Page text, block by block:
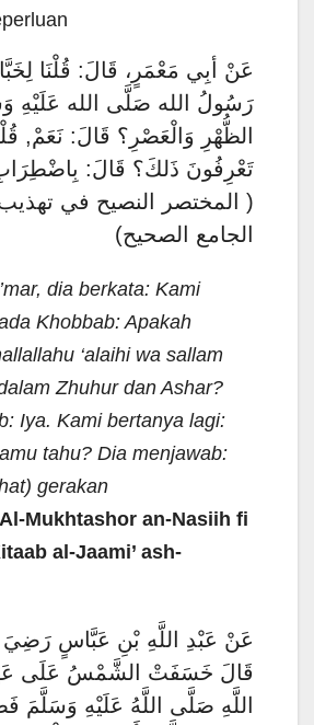
عَنْ أبِي مَعْمَرٍ، قَالَ: قُلْنَا
رَسُولُ الله صَلَّى الله عَلَيْهِ
الظُّهْرِ وَالْعَصْرِ؟ قَالَ: نَعَمْ,
تَعْرِفُونَ ذَلكَ؟ قَالَ:
( المختصر النصيح في
الجامع الصحيح)
dia berkata: Kami
Khobbab: Apakah
‘alaihi wa sallam
Zhuhur dan Ashar?
Iya. Kami bertanya lagi:
tahu? Dia menjawab:
gerakan
Mukhtashor an-Nasiih fi
al-Jaami’ ash-
عَنْ عَبْدِ اللَّهِ بْنِ عَبَّاسٍ رَضِيَ
قَالَ خَسَفَتْ الشَّمْسُ عَلَى
اللَّهِ صَلَّى اللَّهُ عَلَيْهِ وَسَلَّمَ